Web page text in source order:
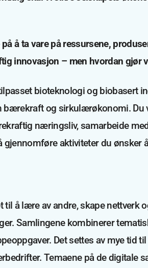
å ta vare på ressursene,
innovasjon – men hvordan gjør
bioteknologi og biobasert
bærekraft og sirkulærøkonomi. Du
næringsliv, samarbeide
gjennomføre aktiviteter du ønsker
å lære av andre, skape nettverk
Samlingene kombinerer
Det settes av mye tid
Temaene på de digitale